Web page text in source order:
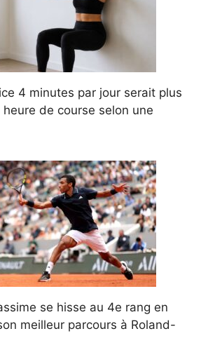
4 minutes par jour serait plus
heure de course selon une
se hisse au 4e rang en
meilleur parcours à Roland-